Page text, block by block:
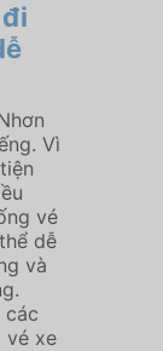
Vì
vé
dễ
và
các
vé xe